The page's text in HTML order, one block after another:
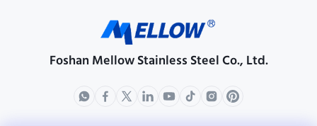
Foshan Mellow Stainless Steel Co., Ltd.